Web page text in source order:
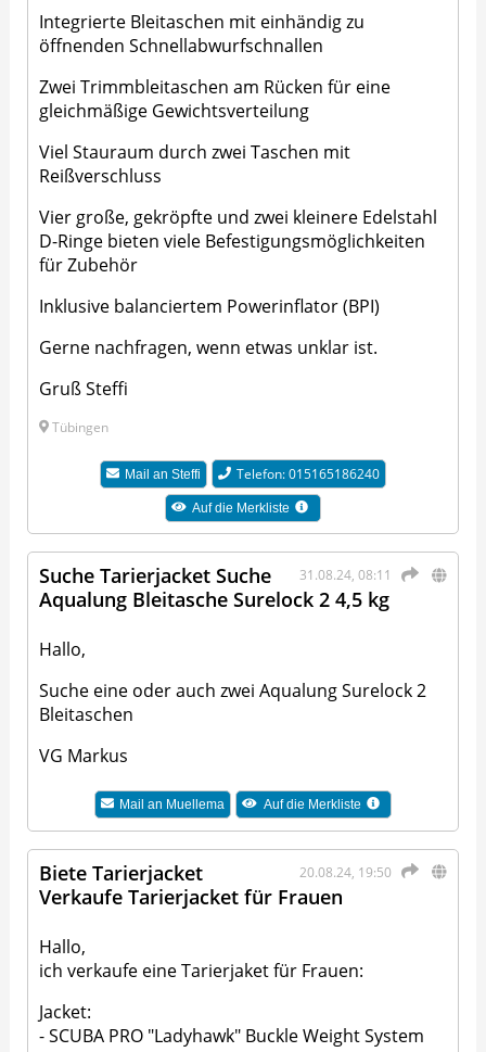
Integrierte Bleitaschen mit einhändig zu
öffnenden Schnellabwurfschnallen
Zwei Trimmbleitaschen am Rücken für eine
gleichmäßige Gewichtsverteilung
Viel Stauraum durch zwei Taschen mit
Reißverschluss
Vier große, gekröpfte und zwei kleinere Edelstahl
D-Ringe bieten viele Befestigungsmöglichkeiten
für Zubehör
Inklusive balanciertem Powerinflator (BPI)
Gerne nachfragen, wenn etwas unklar ist.
Gruß Steffi
Tübingen
Mail an Steffi Telefon: 015165186240
Auf die Merkliste
31.08.24, 08:11
Suche Tarierjacket Suche
Aqualung Bleitasche Surelock 2 4,5 kg
Hallo,
Suche eine oder auch zwei Aqualung Surelock 2
Bleitaschen
VG Markus
Mail an Muellema Auf die Merkliste
20.08.24, 19:50
Biete Tarierjacket
Verkaufe Tarierjacket für Frauen
Hallo,
ich verkaufe eine Tarierjaket für Frauen:
Jacket:
- SCUBA PRO "Ladyhawk" Buckle Weight System